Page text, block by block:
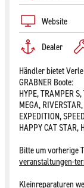
Website
Dealer
Händler bietet
GRABNER Boote:
HYPE, TRAMPER
MEGA,
EXPEDITION,
HAPPY CAT STAR,
Bitte um vorherige
veranstaltungen-
Kleinreparaturen